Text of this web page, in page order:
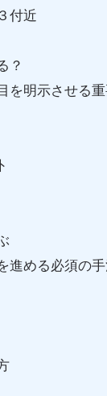
付近
？
を明示させる
進める必須の